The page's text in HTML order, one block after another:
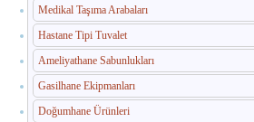
Medikal Taşıma Arabaları
Hastane Tipi Tuvalet
Ameliyathane Sabunlukları
Gasilhane Ekipmanları
Doğumhane Ürünleri